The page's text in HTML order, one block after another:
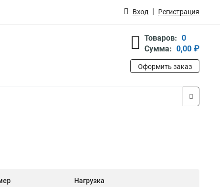
Вход Регистрация
Товаров: 0
Сумма: 0,00 ₽
Оформить заказ
Нагрузка